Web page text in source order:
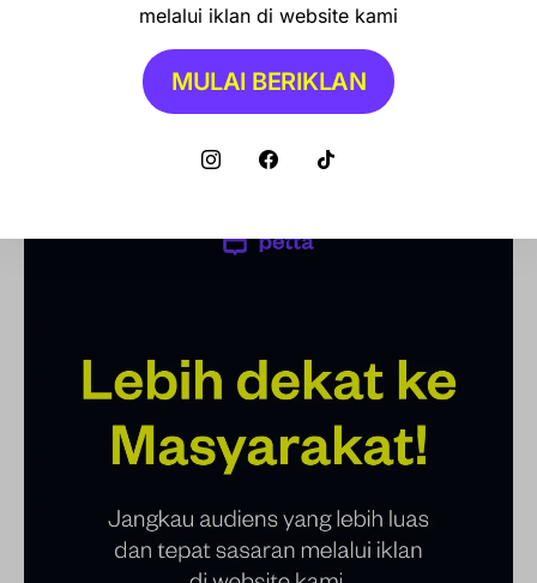
NEWS
Pemkot Makassar Tunda Sanksi
melalui iklan di website kami
MULAI BERIKLAN